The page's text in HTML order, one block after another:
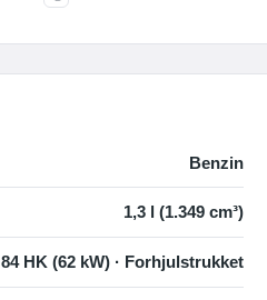
Benzin
1,3 l (1.349 cm³)
84 HK (62 kW) · Forhjulstrukket